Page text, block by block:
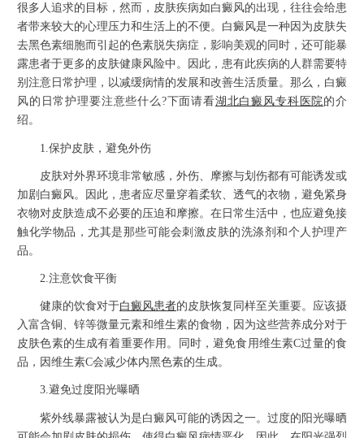
很多人追求的目标，然而，皮肤疾病如白癜风的出现，往往会给患
者带来较大的心理压力和生活上的不便。白癜风是一种因为皮肤失
去黑色素细胞而引起的色素脱失病症，影响美观的同时，还可能暴
露患者于更多的皮肤健康风险中。因此，患有此疾病的人群需要特
别注意日常护理，以减缓病情的发展和改善生活质量。那么，白癜
风的日常护理要注意些什么?下面请看湖北白癜风专科医院的介
绍。
1.保护皮肤，避免外伤
皮肤对外界环境非常敏感，外伤、摩擦与划伤都有可能诱发或
加剧白癜风。因此，患者应尽量穿着柔软、透气的衣物，避免紧身
衣物对皮肤造成不必要的压迫和摩擦。在日常生活中，也应避免接
触化学物品，尤其是那些可能会刺激皮肤的洗涤剂和个人护理产
品。
2.注意饮食平衡
健康的饮食对于白癜风患者的皮肤恢复同样至关重要。应该摄
入富含铜、锌等微量元素和维生素的食物，因为这些营养成分对于
皮肤色素的生成有着重要作用。同时，避免食用维生素C过量的食
品，因维生素C会减少体内黑色素的生成。
3.避免过度阳光曝晒
紫外线暴露被认为是白癜风可能的诱因之一。过度的阳光曝晒